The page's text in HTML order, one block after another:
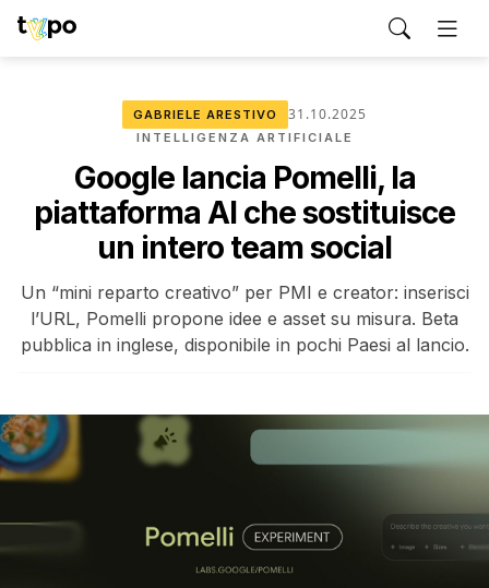
GABRIELE ARESTIVO 31.10.2025
INTELLIGENZA ARTIFICIALE
Google lancia Pomelli, la
piattaforma AI che sostituisce
un intero team social
Un “mini reparto creativo” per PMI e creator: inserisci
l’URL, Pomelli propone idee e asset su misura. Beta
pubblica in inglese, disponibile in pochi Paesi al lancio.